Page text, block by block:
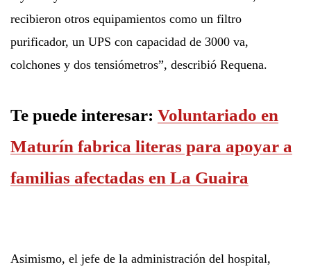
recibieron otros equipamientos como un filtro
purificador, un UPS con capacidad de 3000 va,
colchones y dos tensiómetros”, describió Requena.
Te puede interesar: Voluntariado en
Maturín fabrica literas para apoyar a
familias afectadas en La Guaira
Asimismo, el jefe de la administración del hospital,